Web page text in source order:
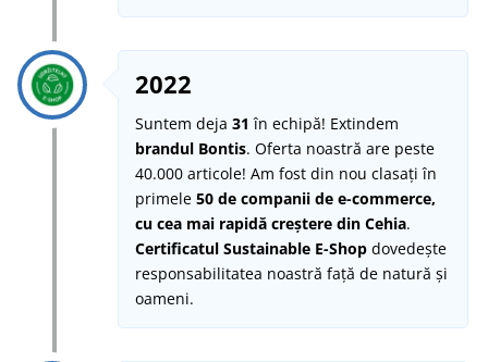
2022
Suntem deja 31 în echipă! Extindem
brandul Bontis. Oferta noastră are peste
40.000 articole! Am fost din nou clasați în
primele 50 de companii de e-commerce,
cu cea mai rapidă creștere din Cehia.
Certificatul Sustainable E-Shop dovedește
responsabilitatea noastră față de natură și
oameni.